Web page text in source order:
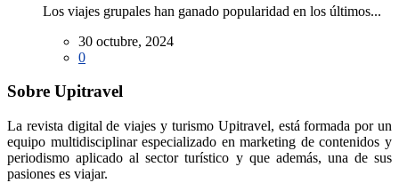
Los viajes grupales han ganado popularidad en los últimos...
30 octubre, 2024
0
Sobre Upitravel
La revista digital de viajes y turismo Upitravel, está formada por un
equipo multidisciplinar especializado en marketing de contenidos y
periodismo aplicado al sector turístico y que además, una de sus
pasiones es viajar.